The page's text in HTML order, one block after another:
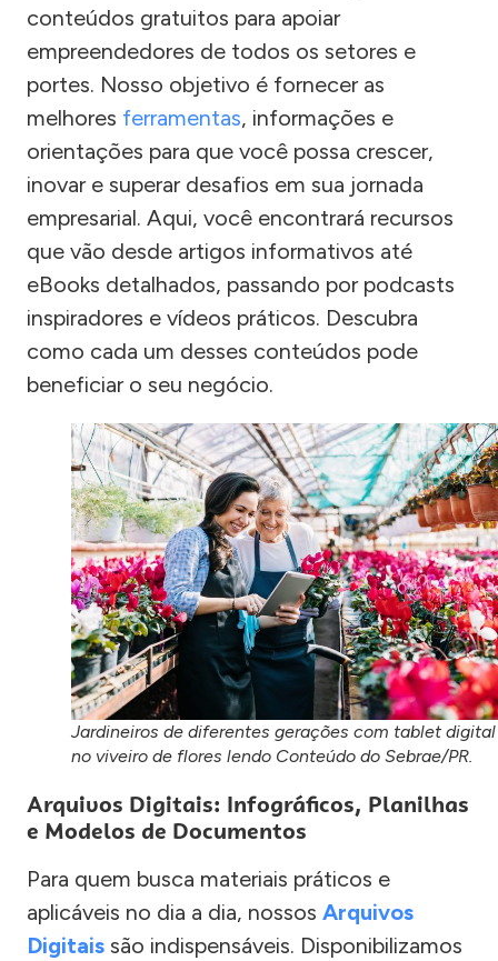
conteúdos gratuitos para apoiar
empreendedores de todos os setores e
portes. Nosso objetivo é fornecer as
melhores ferramentas, informações e
orientações para que você possa crescer,
inovar e superar desafios em sua jornada
empresarial. Aqui, você encontrará recursos
que vão desde artigos informativos até
eBooks detalhados, passando por podcasts
inspiradores e vídeos práticos. Descubra
como cada um desses conteúdos pode
beneficiar o seu negócio.
Jardineiros de diferentes gerações com tablet digital
no viveiro de flores lendo Conteúdo do Sebrae/PR.
Arquivos Digitais: Infográficos, Planilhas
e Modelos de Documentos
Para quem busca materiais práticos e
aplicáveis no dia a dia, nossos Arquivos
Digitais são indispensáveis. Disponibilizamos